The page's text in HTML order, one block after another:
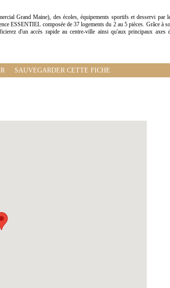
Grand Maine), des écoles, équipements sportifs et desservi par
ESSENTIEL composée de 37 logements du 2 au 5 pièces. Grâce à
d'un accès rapide au centre-ville ainsi qu'aux principaux axes
SAUVEGARDER CETTE FICHE